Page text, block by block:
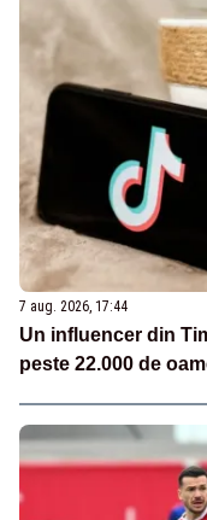
7 aug. 2026, 17:44
Un influencer din
peste 22.000 de